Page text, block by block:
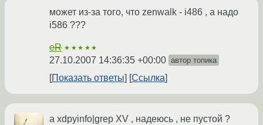
может из-за того, что zenwalk - i486 , а надо
i586 ???
eR ★★★★★
27.10.2007 14:36:35 +00:00 автор топика
Показать ответы Ссылка
а xdpyinfo|grep XV , надеюсь , не пустой ?